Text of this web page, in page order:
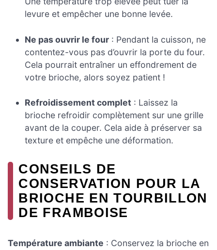
levure et empêcher une bonne levée.
Ne pas ouvrir le four : Pendant la cuisson, ne
contentez-vous pas d’ouvrir la porte du four.
Cela pourrait entraîner un effondrement de
votre brioche, alors soyez patient !
Refroidissement complet : Laissez la
brioche refroidir complètement sur une grille
avant de la couper. Cela aide à préserver sa
texture et empêche une déformation.
CONSEILS DE
CONSERVATION POUR LA
BRIOCHE EN TOURBILLON
DE FRAMBOISE
Température ambiante : Conservez la brioche en